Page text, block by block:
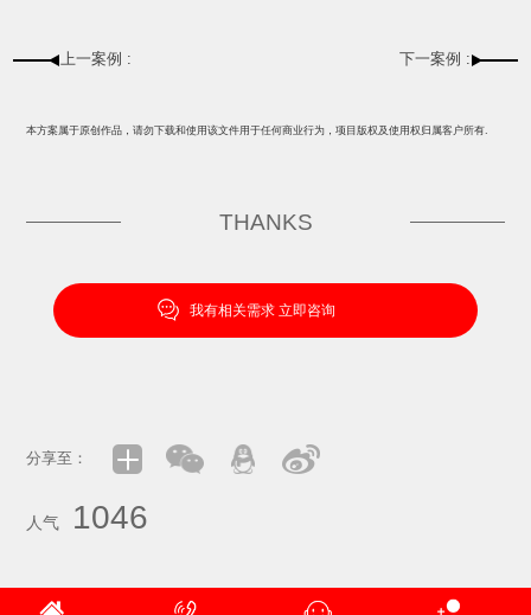
上一案例 : 下一案例 :
本方案属于原创作品，请勿下载和使用该文件用于任何商业行为，项目版权及使用权归属客户所有.
THANKS
我有相关需求 立即咨询
分享至：
人气 1046